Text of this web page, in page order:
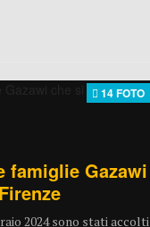
14 FOTO
famiglie Gazawi
2024 sono stati accolti